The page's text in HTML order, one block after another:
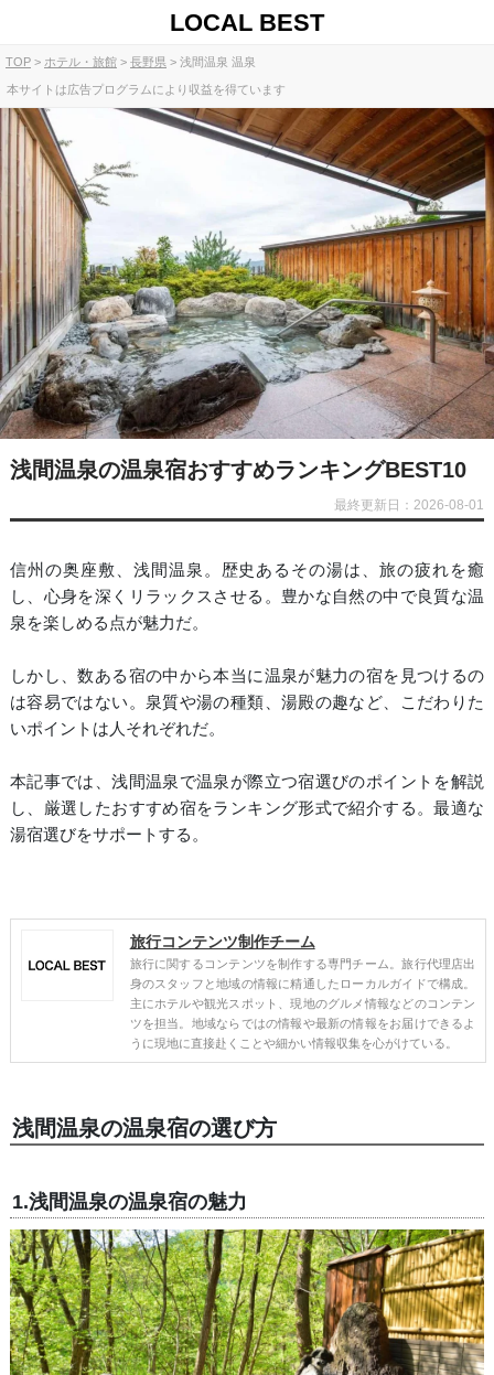
LOCAL BEST
TOP ホテル・旅館 長野県 浅間温泉 温泉
本サイトは広告プログラムにより収益を得ています
浅間温泉の温泉宿おすすめランキングBEST10
最終更新日：2026-08-01
信州の奥座敷、浅間温泉。歴史あるその湯は、旅の疲れを癒
し、心身を深くリラックスさせる。豊かな自然の中で良質な温
泉を楽しめる点が魅力だ。
しかし、数ある宿の中から本当に温泉が魅力の宿を見つけるの
は容易ではない。泉質や湯の種類、湯殿の趣など、こだわりた
いポイントは人それぞれだ。
本記事では、浅間温泉で温泉が際立つ宿選びのポイントを解説
し、厳選したおすすめ宿をランキング形式で紹介する。最適な
湯宿選びをサポートする。
旅行コンテンツ制作チーム
旅行に関するコンテンツを制作する専門チーム。旅行代理店出
身のスタッフと地域の情報に精通したローカルガイドで構成。
主にホテルや観光スポット、現地のグルメ情報などのコンテン
ツを担当。地域ならではの情報や最新の情報をお届けできるよ
うに現地に直接赴くことや細かい情報収集を心がけている。
浅間温泉の温泉宿の選び方
1.浅間温泉の温泉宿の魅力